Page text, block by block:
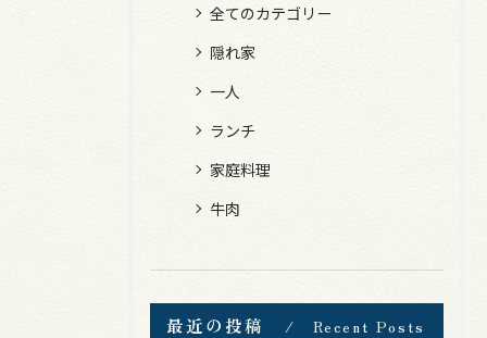
全てのカテゴリー
隠れ家
一人
ランチ
家庭料理
牛肉
最近の投稿 Recent Posts